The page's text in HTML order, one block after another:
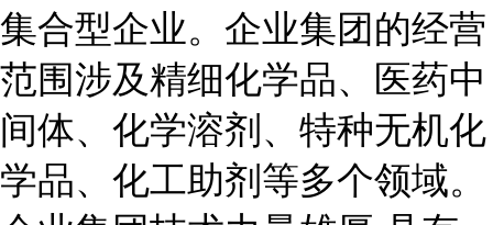
集合型企业。企业集团的经营
范围涉及精细化学品、医药中
间体、化学溶剂、特种无机化
学品、化工助剂等多个领域。